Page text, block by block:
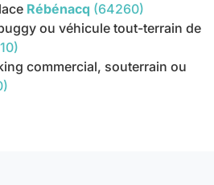
Rébénacq (64260)
ou véhicule tout-terrain de
commercial, souterrain ou